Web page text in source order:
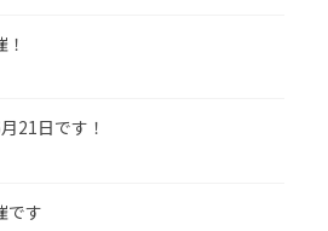
21日です！
です